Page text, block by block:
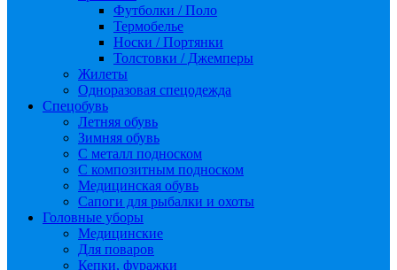
Футболки / Поло
Термобелье
Носки / Портянки
Толстовки / Джемперы
Жилеты
Одноразовая спецодежда
Спецобувь
Летняя обувь
Зимняя обувь
С металл подноском
С композитным подноском
Медицинская обувь
Сапоги для рыбалки и охоты
Головные уборы
Медицинские
Для поваров
Кепки, фуражки